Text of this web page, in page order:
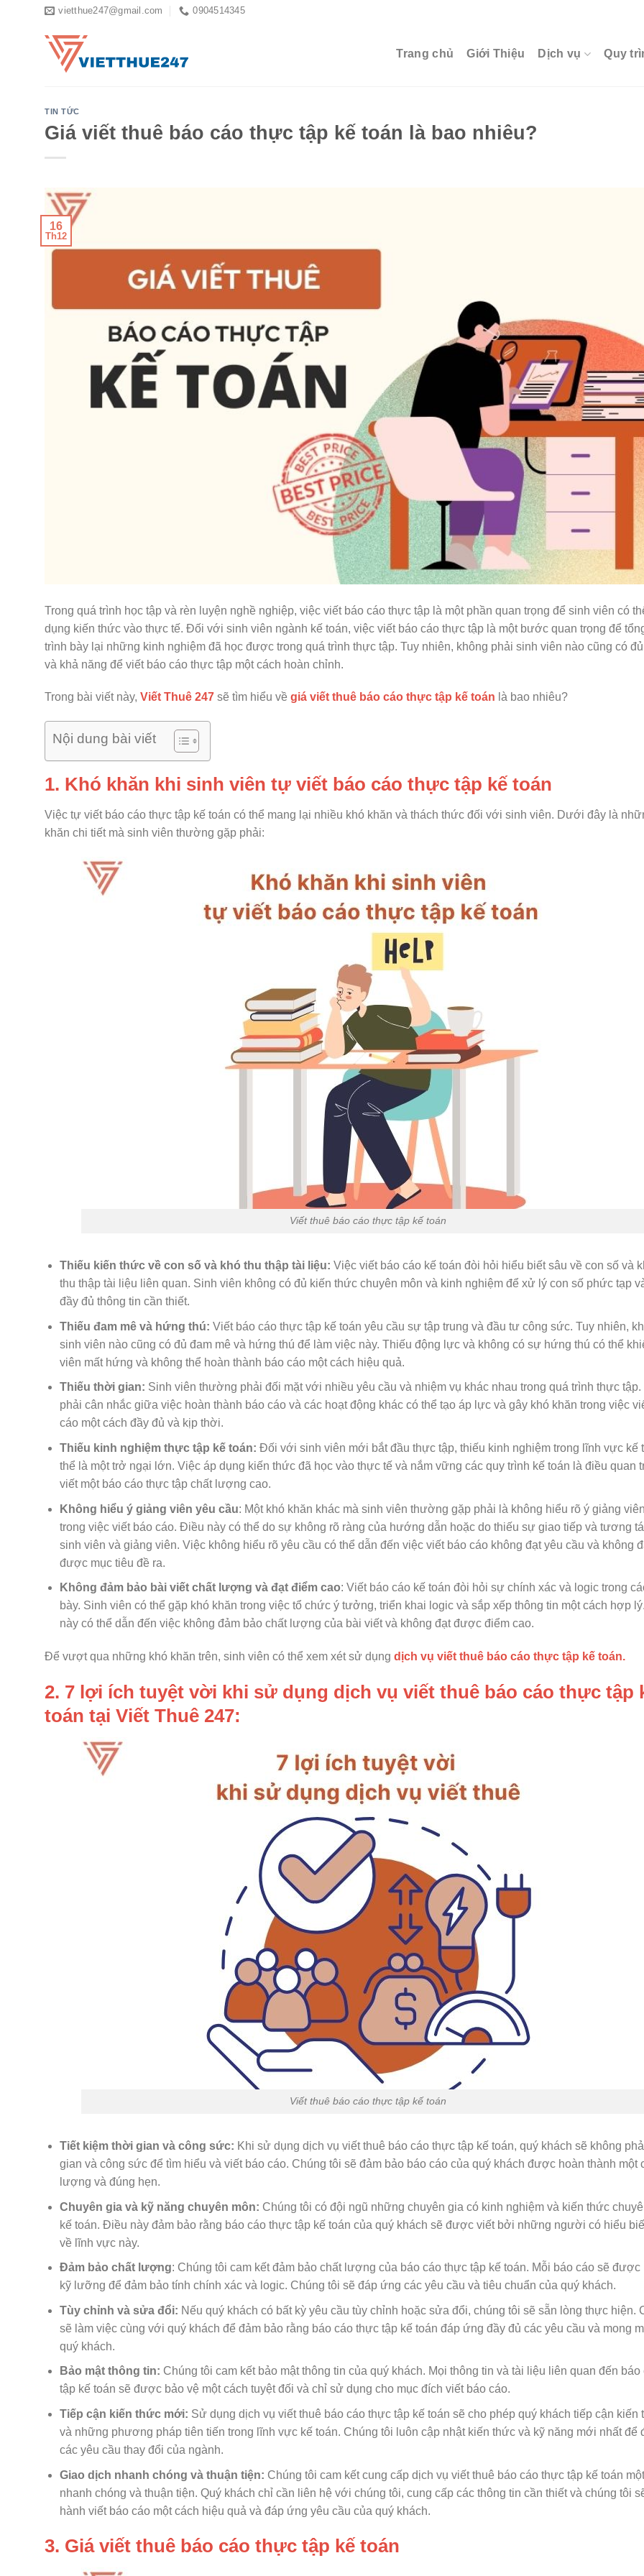
vietthue247@gmail.com 0904514345
Trang chủ Giới Thiệu Dịch vụ Quy
TIN TỨC
Giá viết thuê báo cáo thực tập kế toán là bao nhiêu?
16
Th12
Trong quá trình học tập và rèn luyện nghề nghiệp, việc viết báo cáo thực tập là một phần quan trọng để sinh viên có
dụng kiến thức vào thực tế. Đối với sinh viên ngành kế toán, việc viết báo cáo thực tập là một bước quan trọng để
trình bày lại những kinh nghiệm đã học được trong quá trình thực tập. Tuy nhiên, không phải sinh viên nào cũng có
và khả năng để viết báo cáo thực tập một cách hoàn chỉnh.
Trong bài viết này, Viết Thuê 247 sẽ tìm hiểu về giá viết thuê báo cáo thực tập kế toán là bao nhiêu?
Nội dung bài viết
1. Khó khăn khi sinh viên tự viết báo cáo thực tập kế toán
Việc tự viết báo cáo thực tập kế toán có thể mang lại nhiều khó khăn và thách thức đối với sinh viên. Dưới đây là
khăn chi tiết mà sinh viên thường gặp phải:
Viết thuê báo cáo thực tập kế toán
Thiếu kiến thức về con số và khó thu thập tài liệu: Việc viết báo cáo kế toán đòi hỏi hiểu biết sâu về con số và
thu thập tài liệu liên quan. Sinh viên không có đủ kiến thức chuyên môn và kinh nghiệm để xử lý con số phức tạp
đầy đủ thông tin cần thiết.
Thiếu đam mê và hứng thú: Viết báo cáo thực tập kế toán yêu cầu sự tập trung và đầu tư công sức. Tuy nhiên,
sinh viên nào cũng có đủ đam mê và hứng thú để làm việc này. Thiếu động lực và không có sự hứng thú có thể
viên mất hứng và không thể hoàn thành báo cáo một cách hiệu quả.
Thiếu thời gian: Sinh viên thường phải đối mặt với nhiều yêu cầu và nhiệm vụ khác nhau trong quá trình thực tập.
phải cân nhắc giữa việc hoàn thành báo cáo và các hoạt động khác có thể tạo áp lực và gây khó khăn trong việc
cáo một cách đầy đủ và kịp thời.
Thiếu kinh nghiệm thực tập kế toán: Đối với sinh viên mới bắt đầu thực tập, thiếu kinh nghiệm trong lĩnh vực kế
thể là một trở ngại lớn. Việc áp dụng kiến thức đã học vào thực tế và nắm vững các quy trình kế toán là điều quan
viết một báo cáo thực tập chất lượng cao.
Không hiểu ý giảng viên yêu cầu: Một khó khăn khác mà sinh viên thường gặp phải là không hiểu rõ ý giảng
trong việc viết báo cáo. Điều này có thể do sự không rõ ràng của hướng dẫn hoặc do thiếu sự giao tiếp và tương
sinh viên và giảng viên. Việc không hiểu rõ yêu cầu có thể dẫn đến việc viết báo cáo không đạt yêu cầu và không
được mục tiêu đề ra.
Không đảm bảo bài viết chất lượng và đạt điểm cao: Viết báo cáo kế toán đòi hỏi sự chính xác và logic trong
bày. Sinh viên có thể gặp khó khăn trong việc tổ chức ý tưởng, triển khai logic và sắp xếp thông tin một cách hợp
này có thể dẫn đến việc không đảm bảo chất lượng của bài viết và không đạt được điểm cao.
Để vượt qua những khó khăn trên, sinh viên có thể xem xét sử dụng dịch vụ viết thuê báo cáo thực tập kế toán.
2. 7 lợi ích tuyệt vời khi sử dụng dịch vụ viết thuê báo cáo thực tập
toán tại Viết Thuê 247:
Viết thuê báo cáo thực tập kế toán
Tiết kiệm thời gian và công sức: Khi sử dụng dịch vụ viết thuê báo cáo thực tập kế toán, quý khách sẽ không
gian và công sức để tìm hiểu và viết báo cáo. Chúng tôi sẽ đảm bảo báo cáo của quý khách được hoàn thành một
lượng và đúng hẹn.
Chuyên gia và kỹ năng chuyên môn: Chúng tôi có đội ngũ những chuyên gia có kinh nghiệm và kiến thức
kế toán. Điều này đảm bảo rằng báo cáo thực tập kế toán của quý khách sẽ được viết bởi những người có hiểu
về lĩnh vực này.
Đảm bảo chất lượng: Chúng tôi cam kết đảm bảo chất lượng của báo cáo thực tập kế toán. Mỗi báo cáo sẽ được
kỹ lưỡng để đảm bảo tính chính xác và logic. Chúng tôi sẽ đáp ứng các yêu cầu và tiêu chuẩn của quý khách.
Tùy chỉnh và sửa đổi: Nếu quý khách có bất kỳ yêu cầu tùy chỉnh hoặc sửa đổi, chúng tôi sẽ sẵn lòng thực hiện.
sẽ làm việc cùng với quý khách để đảm bảo rằng báo cáo thực tập kế toán đáp ứng đầy đủ các yêu cầu và mong
quý khách.
Bảo mật thông tin: Chúng tôi cam kết bảo mật thông tin của quý khách. Mọi thông tin và tài liệu liên quan đến
tập kế toán sẽ được bảo vệ một cách tuyệt đối và chỉ sử dụng cho mục đích viết báo cáo.
Tiếp cận kiến thức mới: Sử dụng dịch vụ viết thuê báo cáo thực tập kế toán sẽ cho phép quý khách tiếp cận kiến
và những phương pháp tiên tiến trong lĩnh vực kế toán. Chúng tôi luôn cập nhật kiến thức và kỹ năng mới nhất để
các yêu cầu thay đổi của ngành.
Giao dịch nhanh chóng và thuận tiện: Chúng tôi cam kết cung cấp dịch vụ viết thuê báo cáo thực tập kế toán
nhanh chóng và thuận tiện. Quý khách chỉ cần liên hệ với chúng tôi, cung cấp các thông tin cần thiết và chúng tôi
hành viết báo cáo một cách hiệu quả và đáp ứng yêu cầu của quý khách.
3. Giá viết thuê báo cáo thực tập kế toán